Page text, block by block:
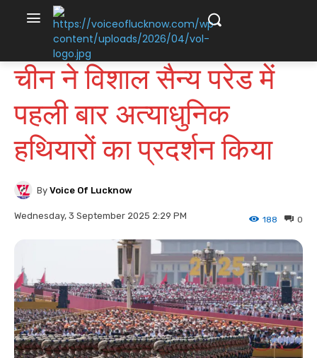
चीन ने विशाल सैन्य परेड में
पहली बार अत्याधुनिक
हथियारों का प्रदर्शन किया
By Voice Of Lucknow
Wednesday, 3 September 2025 2:29 PM 0
188